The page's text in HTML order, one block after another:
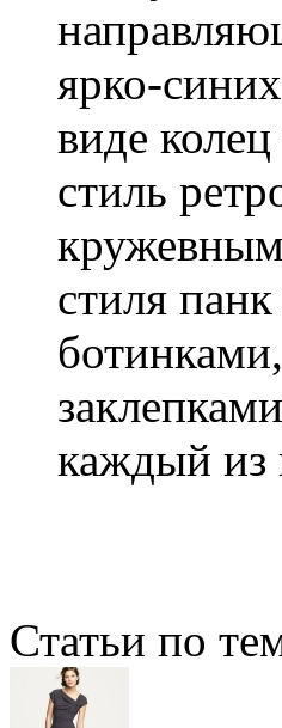
ярко-
виде
стиль
стиля
каждый из
Статьи по